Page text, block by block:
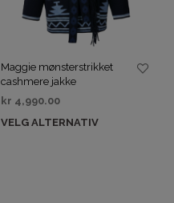
Maggie mønsterstrikket
cashmere jakke
kr 4,990.00
VELG ALTERNATIV